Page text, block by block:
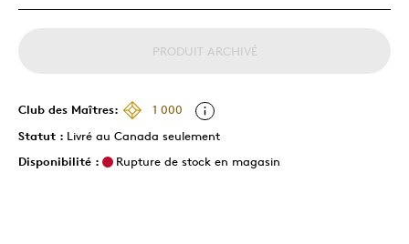
PRODUIT ARCHIVÉ
Club des Maîtres:
1 000
Statut : Livré au Canada seulement
Disponibilité :
Rupture de stock en magasin